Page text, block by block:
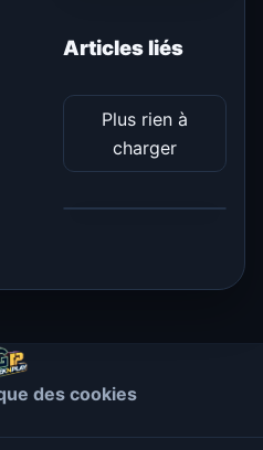
Articles liés
Plus rien à
charger
des cookies